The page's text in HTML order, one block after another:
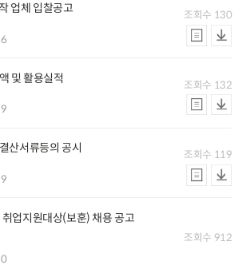
업체 입찰공고 조회수 130
및 활용실적 조회수 132
산서류등의 공시 조회수 119
업지원대상(보훈) 채용 공고
조회수 912